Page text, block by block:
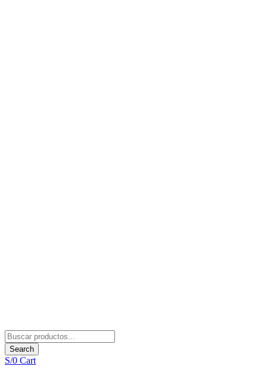
Search
S/0 Cart